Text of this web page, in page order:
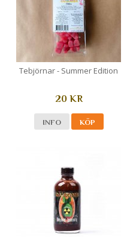
Tebjörnar - Summer Edition
20 KR
INFO KÖP